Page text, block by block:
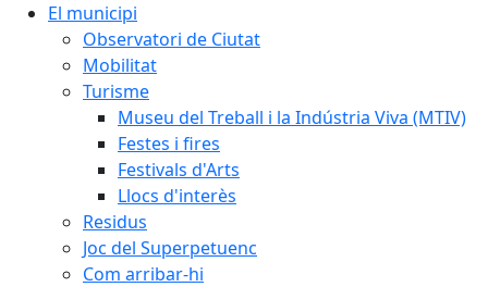
El municipi
Observatori de Ciutat
Mobilitat
Turisme
Museu del Treball i la Indústria Viva (MTIV)
Festes i fires
Festivals d'Arts
Llocs d'interès
Residus
Joc del Superpetuenc
Com arribar-hi